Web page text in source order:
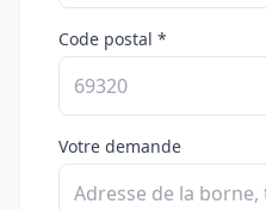
Code postal *
Votre demande